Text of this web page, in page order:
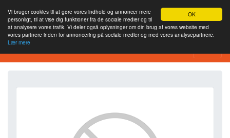
OK
Vi bruger cookies til at gøre vores indhold og annoncer mere
personligt, til at vise dig funktioner fra de sociale medier og til
at analysere vores trafik. Vi deler også oplysninger om din brug af vores website med
vores partnere inden for annoncering på sociale medier og med vores analysepartnere.
Lær mere
SEO Analytics